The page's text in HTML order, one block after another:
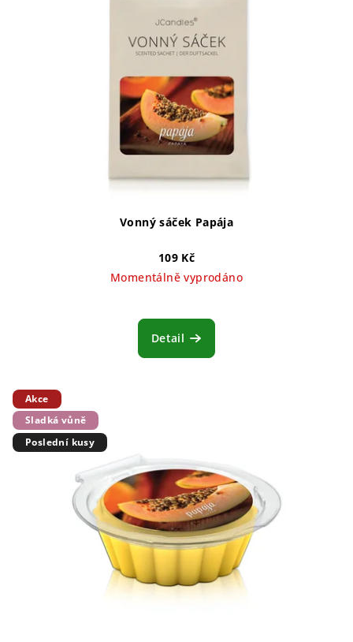
Vonný sáček Papája
109 Kč
Momentálně vyprodáno
Detail
Akce
Sladká vůně
Poslední kusy